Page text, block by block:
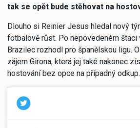
tak se opět bude stěhovat na
Dlouho si Reinier Jesus hledal nový
fotbalově růst. Po nepovedeném štaci
Brazilec rozhodl pro španělskou ligu.
zájem Girona, která jej také nakonec
hostování bez opce na případný odkup.